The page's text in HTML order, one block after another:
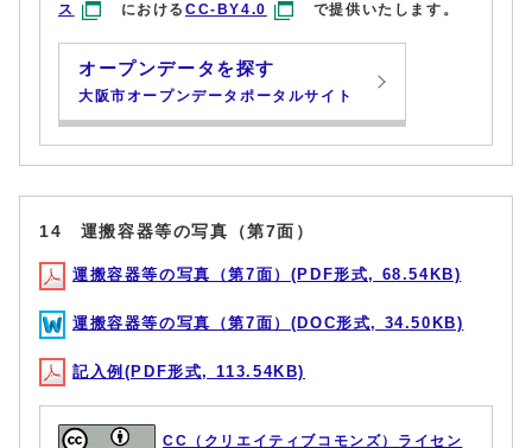
ス
におけるCC-BY4.0 で提供いたします。
オープンデータを探す
大阪市オープンデータポータルサイト
14 運搬容器等の写真（第7面）
運搬容器等の写真（第7面）(PDF形式, 68.54KB)
運搬容器等の写真（第7面）(DOC形式, 34.50KB)
記入例(PDF形式, 113.54KB)
CC（クリエイティブコモンズ）ライセン